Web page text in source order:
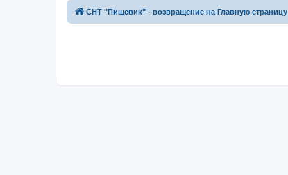
СНТ "Пищевик" - возвращение на Главную страницу